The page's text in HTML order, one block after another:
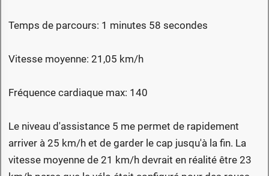
Temps de parcours: 1 minutes 58 secondes
Vitesse moyenne: 21,05 km/h
Fréquence cardiaque max: 140
Le niveau d'assistance 5 me permet de rapidement
arriver à 25 km/h et de garder le cap jusqu'à la fin. La
vitesse moyenne de 21 km/h devrait en réalité être 23